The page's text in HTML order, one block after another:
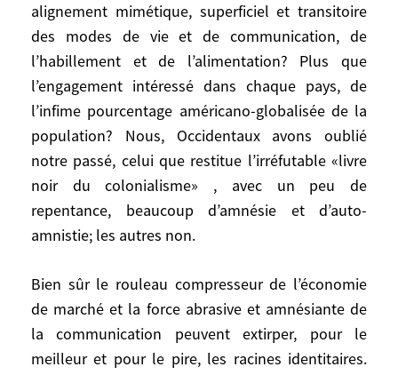
alignement mimétique, superficiel et transitoire
des modes de vie et de communication, de
l’habillement et de l’alimentation? Plus que
l’engagement intéressé dans chaque pays, de
l’infime pourcentage américano-globalisée de la
population? Nous, Occidentaux avons oublié
notre passé, celui que restitue l’irréfutable «livre
noir du colonialisme» , avec un peu de
repentance, beaucoup d’amnésie et d’auto-
amnistie; les autres non.
Bien sûr le rouleau compresseur de l’économie
de marché et la force abrasive et amnésiante de
la communication peuvent extirper, pour le
meilleur et pour le pire, les racines identitaires.
peuples et les pays politiquement ou
économiquement «en retard». Ils pensent
comme les Américains que leur devoir est
de propager partout, sans état d’âme, la
démocratie occidentale et l’économie
libérale de marché, (malgré les efforts des
sociaux-démocrates, sur la défensive, pour
corriger ou encadrer ce second point). Tout
simplement parce qu’ils ne sont pas moins
convaincus que les Américains de la
supériorité de leurs valeurs, même si ils
par exemple par un Silvio Berlusconi qui
parle maladroitement de valeurs
«occidentales» au lieu de «universelles».
Le rejet commode de la politique de